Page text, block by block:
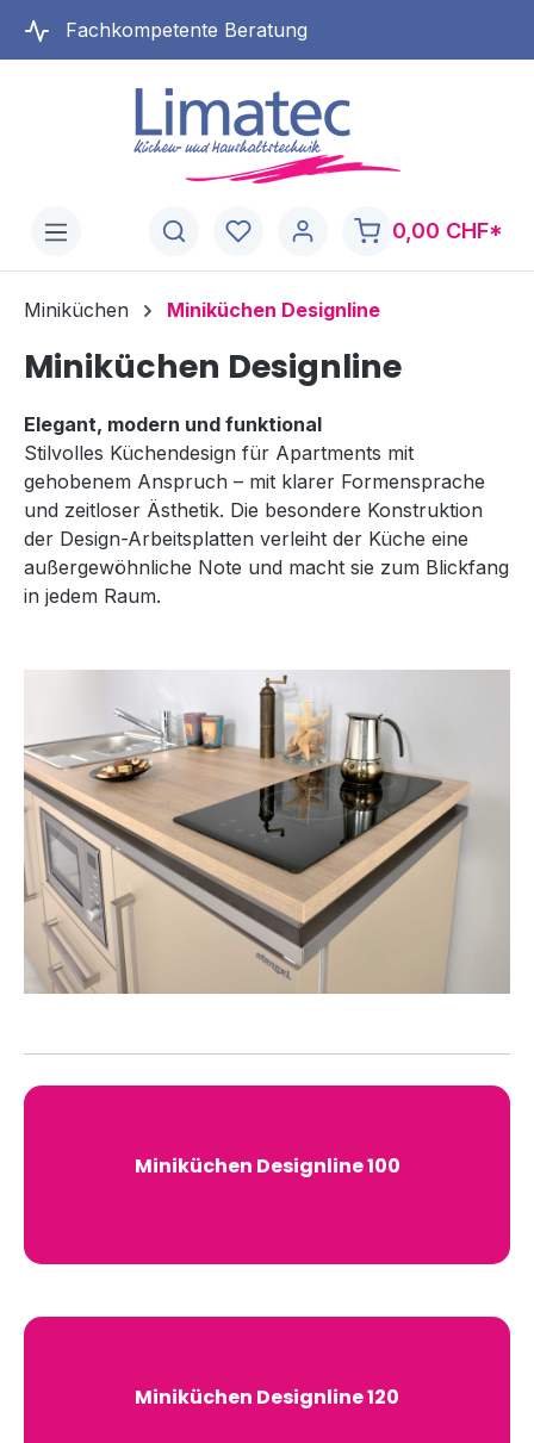
springen
Fachkompetente Beratung
0,00 CHF*
Miniküchen Miniküchen Designline
Miniküchen Designline
Elegant, modern und funktional
Stilvolles Küchendesign für Apartments mit
gehobenem Anspruch – mit klarer Formensprache
und zeitloser Ästhetik. Die besondere Konstruktion
der Design-Arbeitsplatten verleiht der Küche eine
außergewöhnliche Note und macht sie zum Blickfang
in jedem Raum.
Miniküchen Designline 100
Miniküchen Designline 120